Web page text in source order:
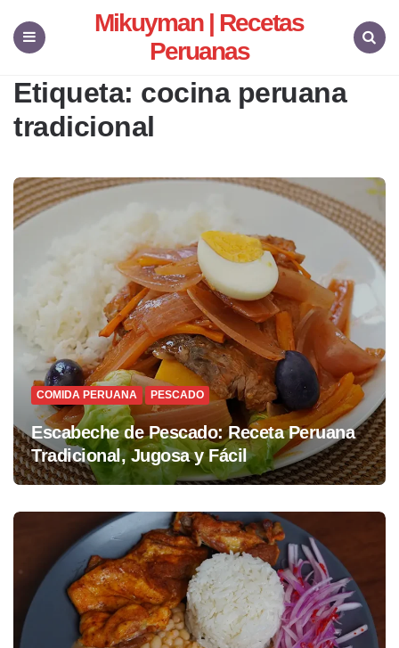
Mikuyman | Recetas
Peruanas
Etiqueta: cocina peruana
tradicional
COMIDA PERUANA PESCADO
Escabeche de Pescado: Receta Peruana
Tradicional, Jugosa y Fácil